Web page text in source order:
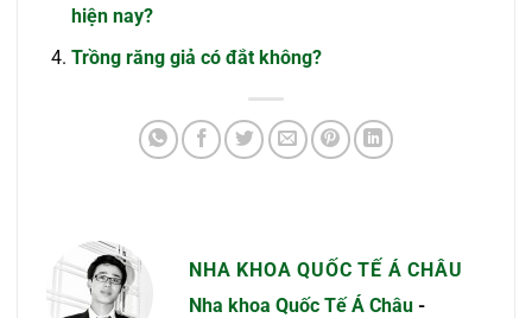
hiện nay?
Trồng răng giả có đắt không?
NHA KHOA QUỐC TẾ Á CHÂU
Nha khoa Quốc Tế Á Châu -